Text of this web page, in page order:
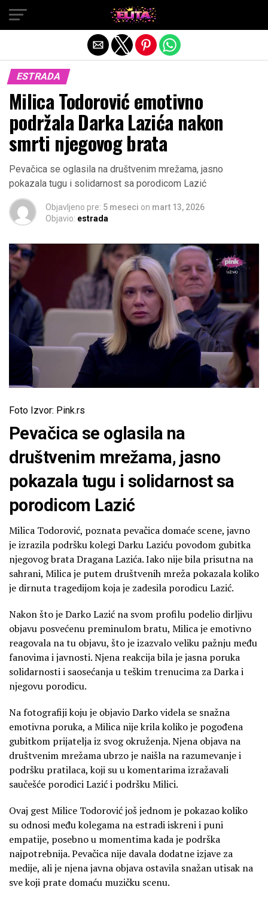
ESTRADA
Milica Todorović emotivno
podržala Darka Lazića nakon
smrti njegovog brata
Pevačica se oglasila na društvenim mrežama, jasno
pokazala tugu i solidarnost sa porodicom Lazić
Objavljeno pre: 5 meseci on mart 13, 2026
Objavio: estrada
Foto Izvor: Pink.rs
Pevačica se oglasila na
društvenim mrežama, jasno
pokazala tugu i solidarnost sa
porodicom Lazić
Milica Todorović, poznata pevačica domaće scene, javno
je izrazila podršku kolegi Darku Laziću povodom gubitka
njegovog brata Dragana Lazića. Iako nije bila prisutna na
sahrani, Milica je putem društvenih mreža pokazala koliko
je dirnuta tragedijom koja je zadesila porodicu Lazić.
Nakon što je Darko Lazić na svom profilu podelio dirljivu
objavu posvećenu preminulom bratu, Milica je emotivno
reagovala na tu objavu, što je izazvalo veliku pažnju među
fanovima i javnosti. Njena reakcija bila je jasna poruka
solidarnosti i saosećanja u teškim trenucima za Darka i
njegovu porodicu.
Na fotografiji koju je objavio Darko videla se snažna
emotivna poruka, a Milica nije krila koliko je pogođena
gubitkom prijatelja iz svog okruženja. Njena objava na
društvenim mrežama ubrzo je naišla na razumevanje i
podršku pratilaca, koji su u komentarima izražavali
saučešće porodici Lazić i podršku Milici.
Ovaj gest Milice Todorović još jednom je pokazao koliko
su odnosi među kolegama na estradi iskreni i puni
empatije, posebno u momentima kada je podrška
najpotrebnija. Pevačica nije davala dodatne izjave za
medije, ali je njena javna objava ostavila snažan utisak na
sve koji prate domaću muzičku scenu.
Exit mobile version